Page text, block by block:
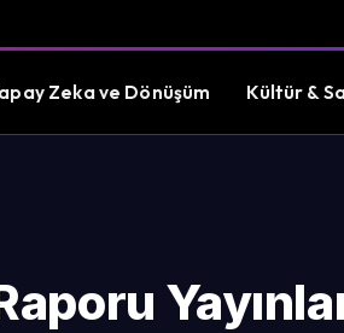
Zeka ve Dönüşüm Kültür &